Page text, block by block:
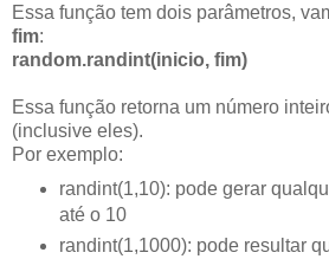
Essa função tem dois parâmetros,
fim:
random.randint(inicio, fim)
Essa função retorna um número
(inclusive eles).
Por exemplo:
randint(1,10): pode gerar
até o 10
randint(1,1000): pode resultar